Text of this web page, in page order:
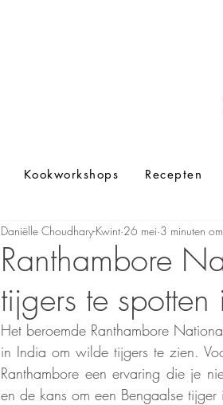
Kookworkshops Recepten
Ranthambore
tijgers te
Daniëlle Choudhary-Kwint 26 mei 3 minuten
Het beroemde Ranthambore
in India om wilde tijgers te zien.
Ranthambore een ervaring die je
en de kans om een Bengaalse